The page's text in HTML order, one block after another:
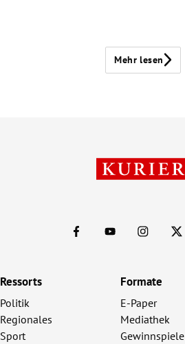
Mehr lesen
Ressorts
Politik
Regionales
Sport
Formate
E-Paper
Mediathek
Gewinnspiele